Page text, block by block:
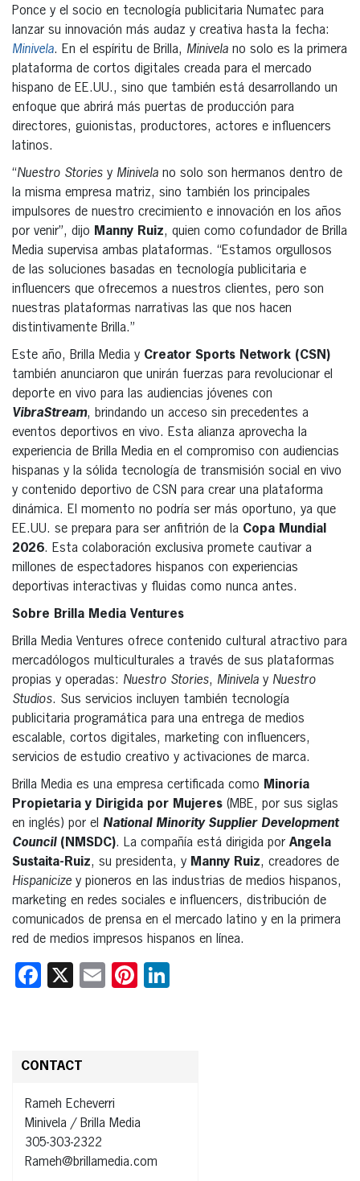
Ponce y el socio en tecnología publicitaria Numatec para
lanzar su innovación más audaz y creativa hasta la fecha:
Minivela. En el espíritu de Brilla, Minivela no solo es la primera
plataforma de cortos digitales creada para el mercado
hispano de EE.UU., sino que también está desarrollando un
enfoque que abrirá más puertas de producción para
directores, guionistas, productores, actores e influencers
latinos.
“Nuestro Stories y Minivela no solo son hermanos dentro de
la misma empresa matriz, sino también los principales
impulsores de nuestro crecimiento e innovación en los años
por venir”, dijo Manny Ruiz, quien como cofundador de Brilla
Media supervisa ambas plataformas. “Estamos orgullosos
de las soluciones basadas en tecnología publicitaria e
influencers que ofrecemos a nuestros clientes, pero son
nuestras plataformas narrativas las que nos hacen
distintivamente Brilla.”
Este año, Brilla Media y Creator Sports Network (CSN)
también anunciaron que unirán fuerzas para revolucionar el
deporte en vivo para las audiencias jóvenes con
VibraStream, brindando un acceso sin precedentes a
eventos deportivos en vivo. Esta alianza aprovecha la
experiencia de Brilla Media en el compromiso con audiencias
hispanas y la sólida tecnología de transmisión social en vivo
y contenido deportivo de CSN para crear una plataforma
dinámica. El momento no podría ser más oportuno, ya que
EE.UU. se prepara para ser anfitrión de la Copa Mundial
2026. Esta colaboración exclusiva promete cautivar a
millones de espectadores hispanos con experiencias
deportivas interactivas y fluidas como nunca antes.
Sobre Brilla Media Ventures
Brilla Media Ventures ofrece contenido cultural atractivo para
mercadólogos multiculturales a través de sus plataformas
propias y operadas: Nuestro Stories, Minivela y Nuestro
Studios. Sus servicios incluyen también tecnología
publicitaria programática para una entrega de medios
escalable, cortos digitales, marketing con influencers,
servicios de estudio creativo y activaciones de marca.
Brilla Media es una empresa certificada como Minoría
Propietaria y Dirigida por Mujeres (MBE, por sus siglas
en inglés) por el National Minority Supplier Development
Council(NMSDC). La compañía está dirigida por Angela
Sustaita-Ruiz, su presidenta, y Manny Ruiz, creadores de
Hispanicize y pioneros en las industrias de medios hispanos,
marketing en redes sociales e influencers, distribución de
comunicados de prensa en el mercado latino y en la primera
red de medios impresos hispanos en línea.
Facebook
X EmailPinterest
CONTACT
Rameh Echeverri
Minivela / Brilla Media
305-303-2322
Rameh@brillamedia.com